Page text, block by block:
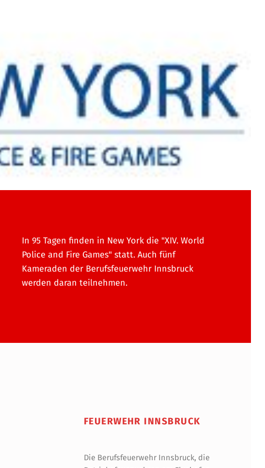
In 95 Tagen finden in New York die "XIV. World
Police and Fire Games" statt. Auch fünf
Kameraden der Berufsfeuerwehr Innsbruck
werden daran teilnehmen.
FEUERWEHR INNSBRUCK
Die Berufsfeuerwehr Innsbruck, die